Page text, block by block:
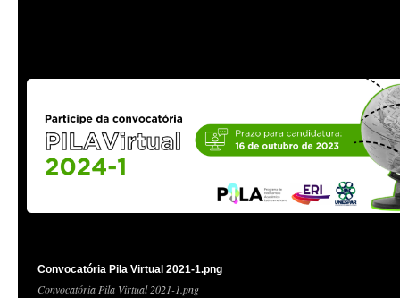
Convocatória Pila Virtual 2021-1.png
Convocatória Pila Virtual 2021-1.png